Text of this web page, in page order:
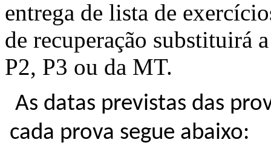
entrega de lista de
de recuperação substituirá
P2, P3 ou da MT.
As datas previstas das
cada prova segue abaixo: